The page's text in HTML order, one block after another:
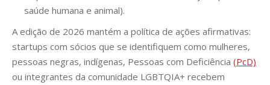
saúde humana e animal).
A edição de 2026 mantém a política de ações afirmativas:
startups com sócios que se identifiquem como mulheres,
pessoas negras, indígenas, Pessoas com Deficiência (PcD)
ou integrantes da comunidade LGBTQIA+ recebem